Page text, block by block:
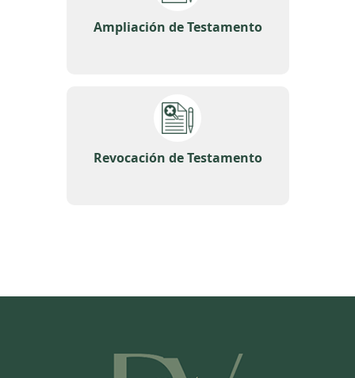
Ampliación de Testamento
Revocación de Testamento